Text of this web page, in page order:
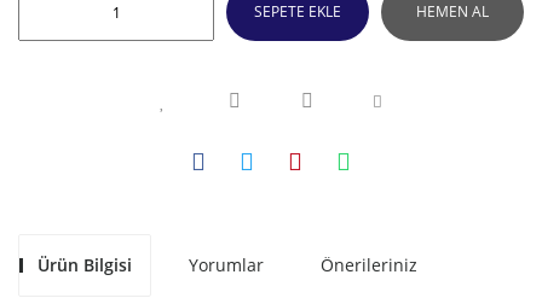
SEPETE EKLE HEMEN AL
Ürün Bilgisi Yorumlar Önerileriniz